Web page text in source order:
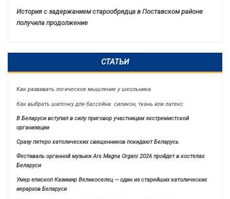
История с задержанием старообрядца в Поставском районе
получила продолжение
СТАТЬИ
Как развивать логическое мышление у школьника
Как выбрать шапочку для бассейна: силикон, ткань или латекс
В Беларуси вступил в силу приговор участницам экстремистской
организации
Сразу пятеро католических священников покидают Беларусь
Фестиваль органной музыки Ars Magna Organi 2026 пройдет в костелах
Беларуси
Умер епископ Казимир Великоселец — один из старейших католических
иерархов Беларуси